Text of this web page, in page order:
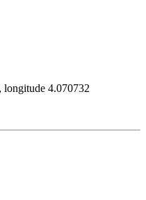
longitude 4.070732